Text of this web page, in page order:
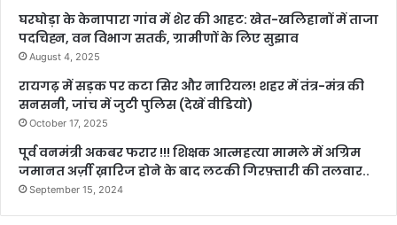
घरघोड़ा के केनापारा गांव में शेर की आहट: खेत-खलिहानों में ताजा
पदचिह्न, वन विभाग सतर्क, ग्रामीणों के लिए सुझाव
August 4, 2025
रायगढ़ में सड़क पर कटा सिर और नारियल! शहर में तंत्र-मंत्र की
सनसनी, जांच में जुटी पुलिस (देखें वीडियो)
October 17, 2025
पूर्व वनमंत्री अकबर फरार !!! शिक्षक आत्महत्या मामले में अग्रिम
जमानत अर्ज़ी ख़ारिज होने के बाद लटकी गिरफ़्तारी की तलवार..
September 15, 2024